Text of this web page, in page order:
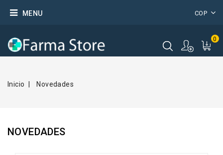
COP
MENU
0
Inicio Novedades
NOVEDADES